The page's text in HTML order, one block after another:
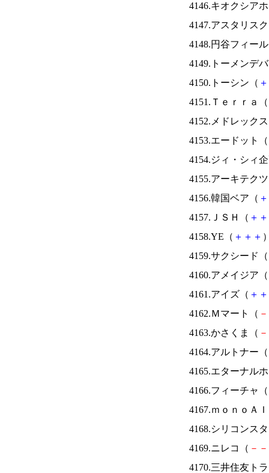
4146.キオクシア
4147.アスタリス
4148.円谷フィー
4149.トーメンデ
4150.トーシン（ ＋
4151.Ｔｅｒｒａ（
4152.メドレック
4153.エードット（
4154.ジィ・シィ
4155.アーキテク
4156.韓国ベア（ ＋
4157.ＪＳＨ（ ＋ ＋
4158.YE（ ＋ ＋ ＋
4159.サクシード（
4160.アメイジア（
4161.アイズ（ ＋ ＋
4162.Ｍマート（ －
4163.かさくま（ －
4164.アルトナー（
4165.エターナル
4166.フィーチャ（
4167.ｍｏｎｏＡ
4168.シリコンス
4169.ニレコ（ － －
4170.三井住友ト